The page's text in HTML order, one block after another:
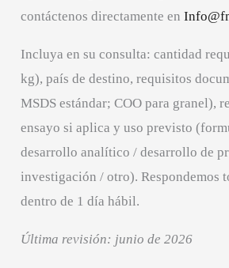
contáctenos directamente en
Incluya en su consulta: cantidad
kg), país de destino, requisitos
MSDS estándar; COO para granel),
ensayo si aplica y uso previsto
desarrollo analítico / desarrollo de
investigación / otro). Respondemos
dentro de 1 día hábil.
Última revisión: junio de 2026